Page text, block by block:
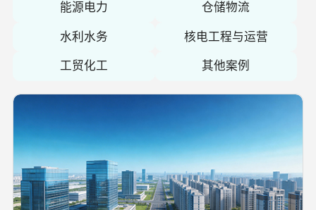
2026.04.28蛇口安全论坛
科技重构安全 数智驱动发展 | 2026 蛇口安全
会丨报名通道
2026.04.09公司新闻
【安全创意我有才】 首届安全创意大赛火热
能源电力 仓储物流
水利水务 核电工程与运营
工贸化工 其他案例